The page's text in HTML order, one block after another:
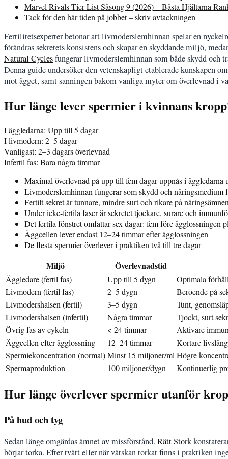
Marvel Rivals Tier List Säsong 9 (2026) – Bästa Hjältarna
Tack för den här tiden på jobbet – skriv avtackningen
Fertilitetsexperter betonar att livmoderslemhinnan spelar en
förändras sekretets konsistens och skapar en skyddande miljö,
Natural Cyclesfungerar livmoderslemhinnan som både skydd och
Denna guide undersöker den vetenskapligt etablerade kunskapen
mot ägget, samt sanningen bakom vanliga myter om överlevnad i
Hur länge lever spermier i kvinnans
I äggledarna: Upp till 5 dagar
I livmodern: 2–5 dagar
Vanligast: 2–3 dagars överlevnad
Infertil fas: Bara några timmar
Maximal överlevnad på upp till fem dagar uppnås i äggledarna
Livmoderslemhinnan fungerar som skydd och näringsmedium
Fertilt sekret är tunnare, mindre surt och rikare på
Under icke-fertila faser är sekretet tjockare, surare och
Det fertila fönstret omfattar sex dagar: fem före ägglossningen
Äggcellen lever endast 12–24 timmar efter ägglossningen
De flesta spermier överlever i praktiken två till tre dagar
Miljö Överlevnadstid
Äggledare (fertil fas) Upp till 5 dygn
Optimala
Livmodern (fertil fas)
2–5 dygn
Beroende på
Livmodershalsen (fertil)
3–5 dygn
Tunt,
Livmodershalsen (infertil)
Några timmar
Tjockt, surt
Övrig fas av cykeln
< 24 timmar
Aktivare
Äggcellen efter ägglossning
12–24 timmar
Kortare
Spermiekoncentration (normal)Minst 15 miljoner/ml Högre
Spermaproduktion
100 miljoner/dygn Kontinuerlig
Hur länge överlever spermier utanför
På hud och tyg
Sedan länge omgärdas ämnet av missförstånd. Rätt Stork
börjar torka. Efter tvätt eller när vätskan torkat finns i praktiken